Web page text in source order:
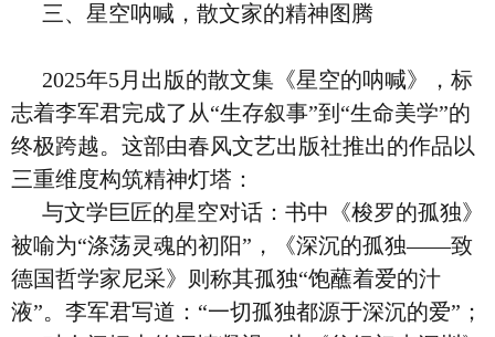
三、星空呐喊，散文家的精神图腾
2025年5月出版的散文集《星空的呐喊》，标
志着李军君完成了从“生存叙事”到“生命美学”的
终极跨越。这部由春风文艺出版社推出的作品以
三重维度构筑精神灯塔：
与文学巨匠的星空对话：书中《梭罗的孤独》
被喻为“涤荡灵魂的初阳”，《深沉的孤独——致
德国哲学家尼采》则称其孤独“饱蘸着爱的汁
液”。李军君写道：“一切孤独都源于深沉的爱”；